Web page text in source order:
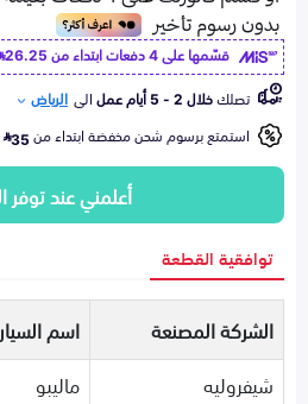
قسّمها على 4 دفعات ابتداء من
26.25
تصلكخلال 2 - 5 أيام عمل الى الرياض
استمتع برسوم شحن مخفضة ابتداء من35
أعلمني عند توفر
توافقية القطعة
الشركة المصنعة اسم
شيفروليه
ماليبو